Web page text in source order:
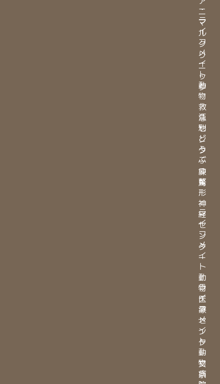
ニ
マ
ル
ク
リ
ニ
ッ
ク
・
江
別
ど
う
ぶ
つ
整
形
神
経
セ
ン
タ
ー
・
ラ
イ
フ
メ
イ
ト
動
物
病
・
ラ
イ
フ
メ
イ
ト
動
物
救
急
セ
ン
タ
ー
練
馬
・
ラ
イ
フ
メ
イ
ト
動
物
医
療
セ
ン
タ
ー
文
京